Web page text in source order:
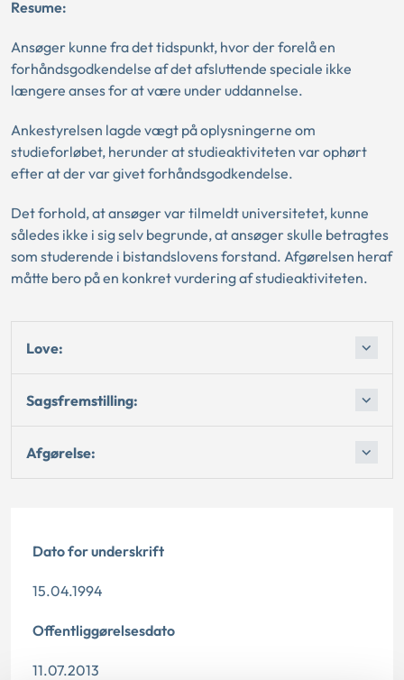
Resume:
Ansøger kunne fra det tidspunkt, hvor der forelå en
forhåndsgodkendelse af det afsluttende speciale ikke
længere anses for at være under uddannelse.
Ankestyrelsen lagde vægt på oplysningerne om
studieforløbet, herunder at studieaktiviteten var ophørt
efter at der var givet forhåndsgodkendelse.
Det forhold, at ansøger var tilmeldt universitetet, kunne
således ikke i sig selv begrunde, at ansøger skulle betragtes
som studerende i bistandslovens forstand. Afgørelsen heraf
måtte bero på en konkret vurdering af studieaktiviteten.
Love:
Sagsfremstilling:
Afgørelse:
Dato for underskrift
15.04.1994
Offentliggørelsesdato
11.07.2013